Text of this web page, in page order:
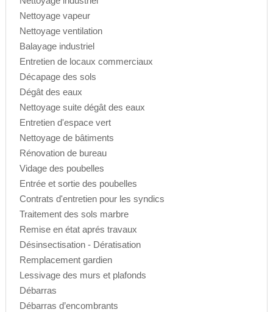
Nettoyage vapeur
Nettoyage ventilation
Balayage industriel
Entretien de locaux commerciaux
Décapage des sols
Dégât des eaux
Nettoyage suite dégât des eaux
Entretien d'espace vert
Nettoyage de bâtiments
Rénovation de bureau
Vidage des poubelles
Entrée et sortie des poubelles
Contrats d'entretien pour les syndics
Traitement des sols marbre
Remise en état aprés travaux
Désinsectisation - Dératisation
Remplacement gardien
Lessivage des murs et plafonds
Débarras
Débarras d’encombrants